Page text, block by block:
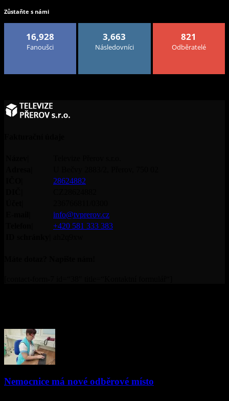
Zůstaňte s námi
16,928
Fanoušci
3,663
Následovníci
821
Odběratelé
28624882
info@tvprerov.cz
+420 581 333 383
Nemocnice má nové odběrové místo